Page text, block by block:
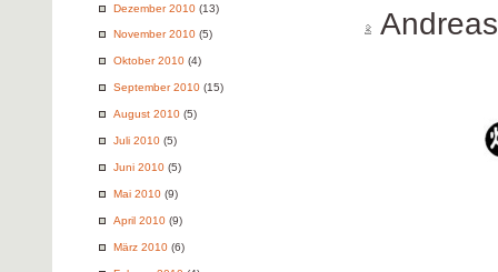
Dezember 2010 (13)
November 2010 (5)
Oktober 2010 (4)
September 2010 (15)
August 2010 (5)
Juli 2010 (5)
Juni 2010 (5)
Mai 2010 (9)
April 2010 (9)
März 2010 (6)